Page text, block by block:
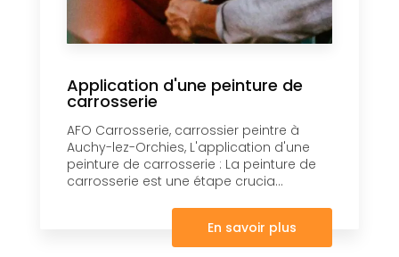
Application d'une peinture de
carrosserie
AFO Carrosserie, carrossier peintre à
Auchy-lez-Orchies, L'application d'une
peinture de carrosserie : La peinture de
carrosserie est une étape crucia...
En savoir plus